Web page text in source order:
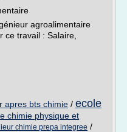
agroalimentaire
ce travail : Salaire,
apres bts chimie / ecole
chimie physique et
chimie prepa integree /